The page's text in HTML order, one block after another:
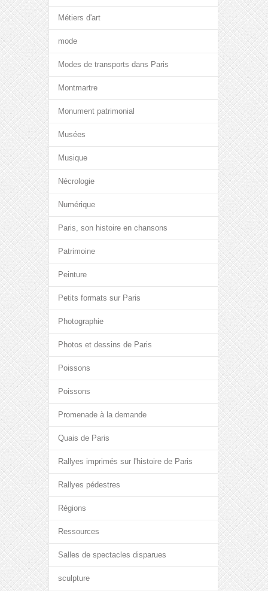
Métiers d'art
mode
Modes de transports dans Paris
Montmartre
Monument patrimonial
Musées
Musique
Nécrologie
Numérique
Paris, son histoire en chansons
Patrimoine
Peinture
Petits formats sur Paris
Photographie
Photos et dessins de Paris
Poissons
Poissons
Promenade à la demande
Quais de Paris
Rallyes imprimés sur l'histoire de Paris
Rallyes pédestres
Régions
Ressources
Salles de spectacles disparues
sculpture